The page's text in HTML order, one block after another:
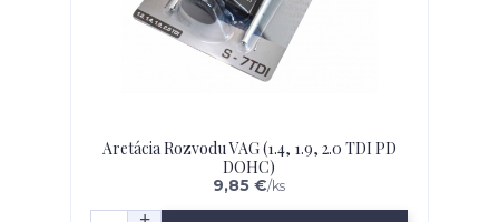
Aretácia Rozvodu VAG (1.4, 1.9, 2.0 TDI PD
DOHC)
9,85 €/ks